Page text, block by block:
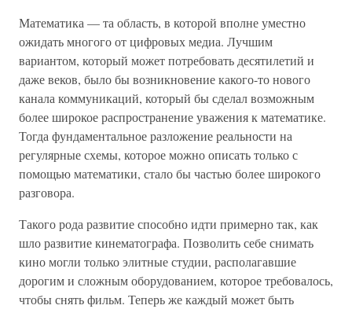
Математика — та область, в которой вполне уместно
ожидать многого от цифровых медиа. Лучшим
вариантом, который может потребовать десятилетий и
даже веков, было бы возникновение какого-то нового
канала коммуникаций, который бы сделал возможным
более широкое распространение уважения к математике.
Тогда фундаментальное разложение реальности на
регулярные схемы, которое можно описать только с
помощью математики, стало бы частью более широкого
разговора.
Такого рода развитие способно идти примерно так, как
шло развитие кинематографа. Позволить себе снимать
кино могли только элитные студии, располагавшие
дорогим и сложным оборудованием, которое требовалось,
чтобы снять фильм. Теперь же каждый может быть